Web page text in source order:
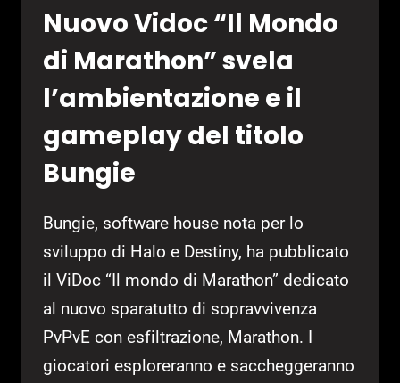
Nuovo Vidoc “Il Mondo
di Marathon” svela
l’ambientazione e il
gameplay del titolo
Bungie
Bungie, software house nota per lo
sviluppo di Halo e Destiny, ha pubblicato
il ViDoc “Il mondo di Marathon” dedicato
al nuovo sparatutto di sopravvivenza
PvPvE con esfiltrazione, Marathon. I
giocatori esploreranno e saccheggeranno